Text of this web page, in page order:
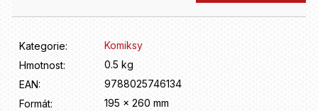
Kategorie:
Komiksy
Hmotnost:
0.5 kg
EAN:
9788025746134
Formát:
195 x 260 mm
r
u
č
u